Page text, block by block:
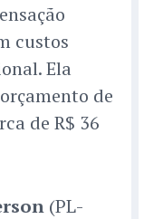
custos
Ela
de
de R$ 36
(PL-